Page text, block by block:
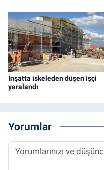
İnşatta iskeleden düşen işçi
yaralandı
Yorumlar